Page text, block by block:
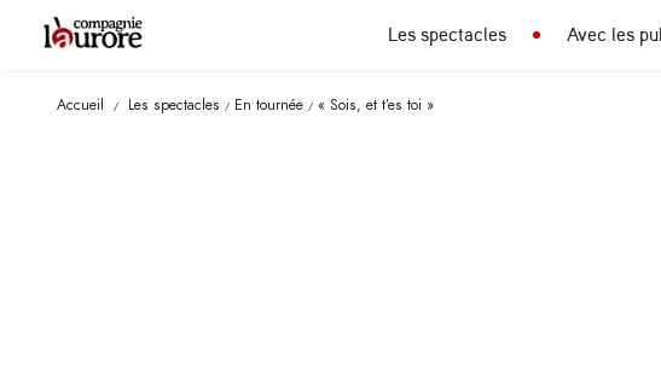
Les spectacles Avec les
Accueil / Les spectacles / En tournée / « Sois, et t’es toi »